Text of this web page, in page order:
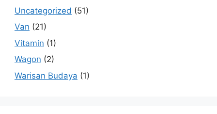
Uncategorized (51)
Van (21)
Vitamin (1)
Wagon (2)
Warisan Budaya (1)